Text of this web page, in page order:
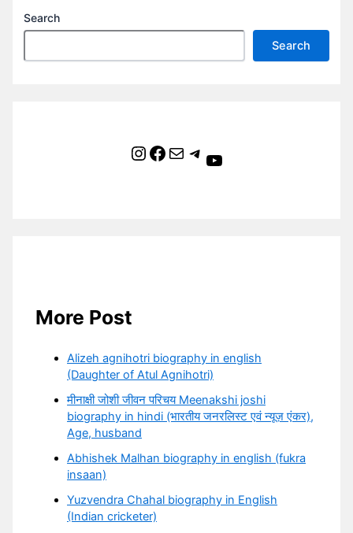
Search
Search
Instagram Facebook Mail Telegram YouTube
More Post
Alizeh agnihotri biography in english
(Daughter of Atul Agnihotri)
मीनाक्षी जोशी जीवन परिचय Meenakshi joshi
biography in hindi (भारतीय जनरलिस्ट एवं न्यूज़ एंकर),
Age, husband
Abhishek Malhan biography in english (fukra
insaan)
Yuzvendra Chahal biography in English
(Indian cricketer)